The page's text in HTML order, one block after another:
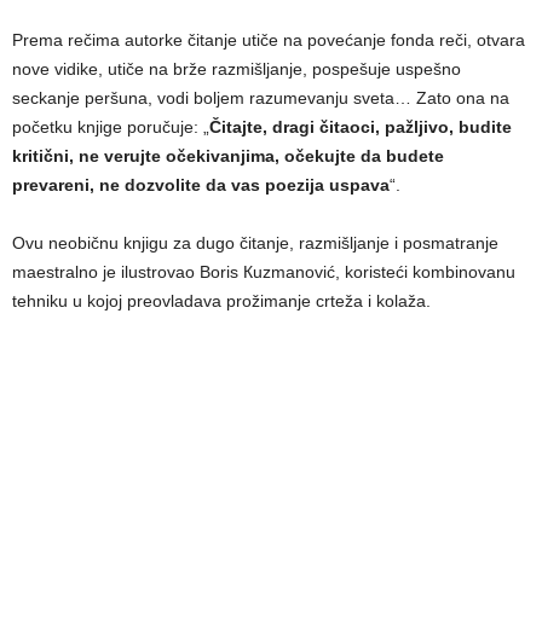
Prema rečima autorke čitanje utiče na povećanje fonda reči, otvara
nove vidike, utiče na brže razmišljanje, pospešuje uspešno
seckanje peršuna, vodi boljem razumevanju sveta… Zato ona na
početku knjige poručuje: „ Čitajte, dragi čitaoci, pažljivo, budite
kritični, ne verujte očekivanjima, očekujte da budete
prevareni, ne dozvolite da vas poezija uspava“.
Ovu neobičnu knjigu za dugo čitanje, razmišljanje i posmatranje
maestralno je ilustrovao Boris Кuzmanović, koristeći kombinovanu
tehniku u kojoj preovladava prožimanje crteža i kolaža.